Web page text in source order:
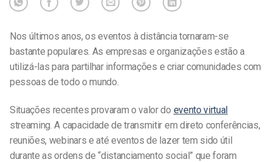
Nos últimos anos, os eventos à distância tornaram-se
bastante populares. As empresas e organizações estão a
utilizá-las para partilhar informações e criar comunidades com
pessoas de todo o mundo.
Situações recentes provaram o valor do evento virtual
streaming. A capacidade de transmitir em direto conferências,
reuniões, webinars e até eventos de lazer tem sido útil
durante as ordens de “distanciamento social” que foram